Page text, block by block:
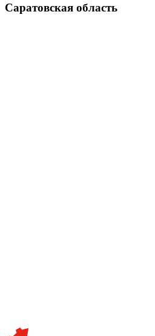
Саратовская область